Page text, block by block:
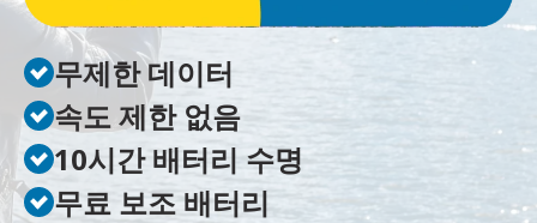
무제한 데이터
속도 제한 없음
10시간 배터리 수명
무료 보조 배터리